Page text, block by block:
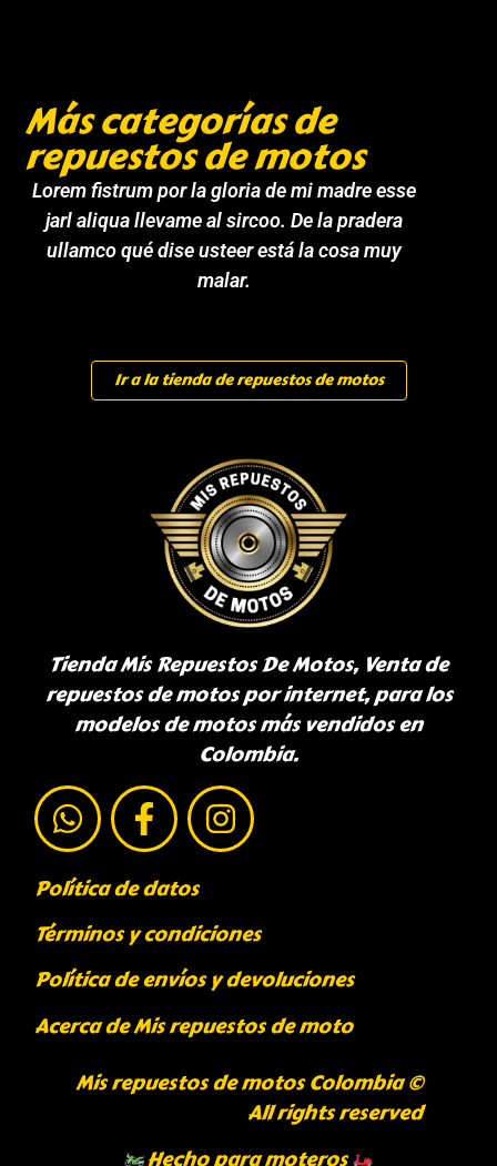
Más categorías de
repuestos de motos
Lorem fistrum por la gloria de mi madre esse
jarl aliqua llevame al sircoo. De la pradera
ullamco qué dise usteer está la cosa muy
malar.
Ir a la tienda de repuestos de motos
Tienda Mis Repuestos De Motos, Venta de
repuestos de motos por internet, para los
modelos de motos más vendidos en
Colombia.
Política de datos
Términos y condiciones
Política de envíos y devoluciones
Acerca de Mis repuestos de moto
Mis repuestos de motos Colombia ©
All rights reserved
Hecho para moteros